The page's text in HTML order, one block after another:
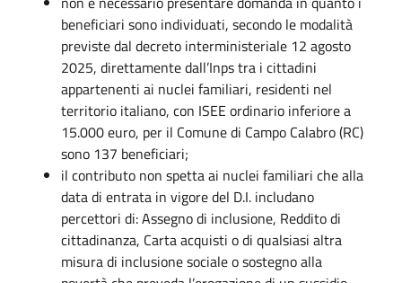
beneficiari sono individuati, secondo le modalità
previste dal decreto interministeriale 12 agosto
2025, direttamente dall’Inps tra i cittadini
appartenenti ai nuclei familiari, residenti nel
territorio italiano, con ISEE ordinario inferiore a
15.000 euro, per il Comune di Campo Calabro (RC)
sono 137 beneficiari;
il contributo non spetta ai nuclei familiari che alla
data di entrata in vigore del D.I. includano
percettori di: Assegno di inclusione, Reddito di
cittadinanza, Carta acquisti o di qualsiasi altra
misura di inclusione sociale o sostegno alla